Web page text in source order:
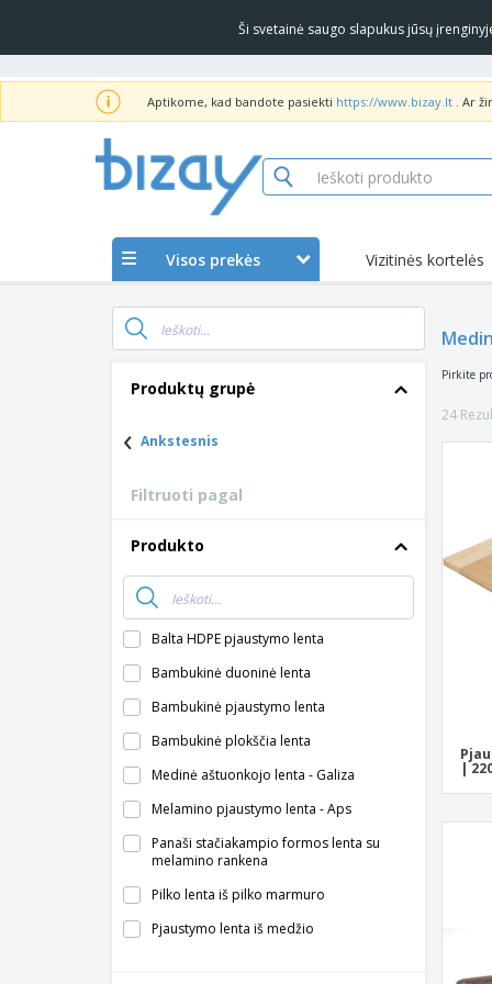
Ši svetainė saugo slapukus jūsų
Aptikome, kad bandote pasiekti https://www.bizay.lt . Ar
Visos prekės Vizitinės kortelės
Produktų grupė
‹ Ankstesnis
Filtruoti pagal
Produkto
Balta HDPE pjaustymo lenta
Bambukinė duoninė lenta
Bambukinė pjaustymo lenta
Bambukinė plokščia lenta
Medinė aštuonkojo lenta - Galiza
Melamino pjaustymo lenta - Aps
Panaši stačiakampio formos lenta su
melamino rankena
Pilko lenta iš pilko marmuro
Pjaustymo lenta iš medžio
Pirkite
24
|